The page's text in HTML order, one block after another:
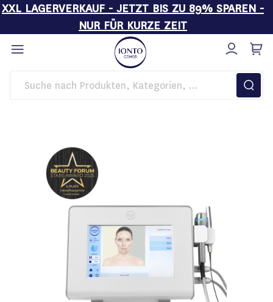
XXL LAGERVERKAUF - JETZT BIS ZU 89% SPAREN -
NUR FÜR KURZE ZEIT
Direkt
zum
Inhalt
Startseite Kosmetikgeräte IONTO-SONO Intense N